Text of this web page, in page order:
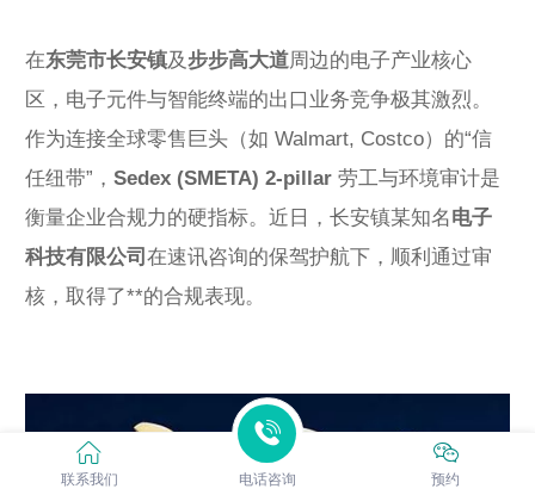
在东莞市长安镇及步步高大道周边的电子产业核心
区，电子元件与智能终端的出口业务竞争极其激烈。
作为连接全球零售巨头（如 Walmart, Costco）的“信
任纽带”， Sedex (SMETA) 2-pillar 劳工与环境审计是
衡量企业合规力的硬指标。近日，长安镇某知名电子
科技有限公司 在速讯咨询的保驾护航下，顺利通过审
核，取得了**的合规表现。
联系我们 电话咨询 预约